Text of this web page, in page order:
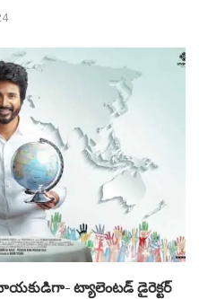
ట్యాలెంటడ్ డైరెక్టర్